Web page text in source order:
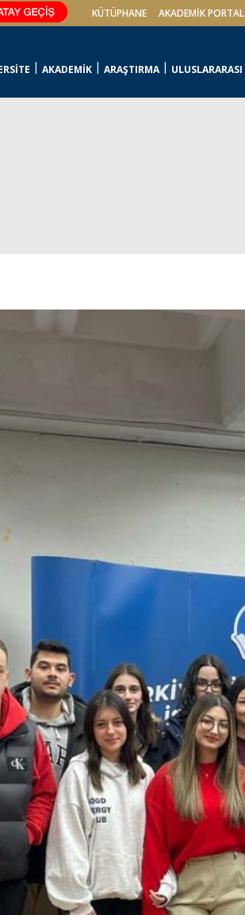
KÜTÜPHANE AKADEMİK PORTAL
AKADEMİK ARAŞTIRMA ULUSLARARASI